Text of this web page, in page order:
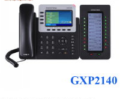
Add to
wishlist